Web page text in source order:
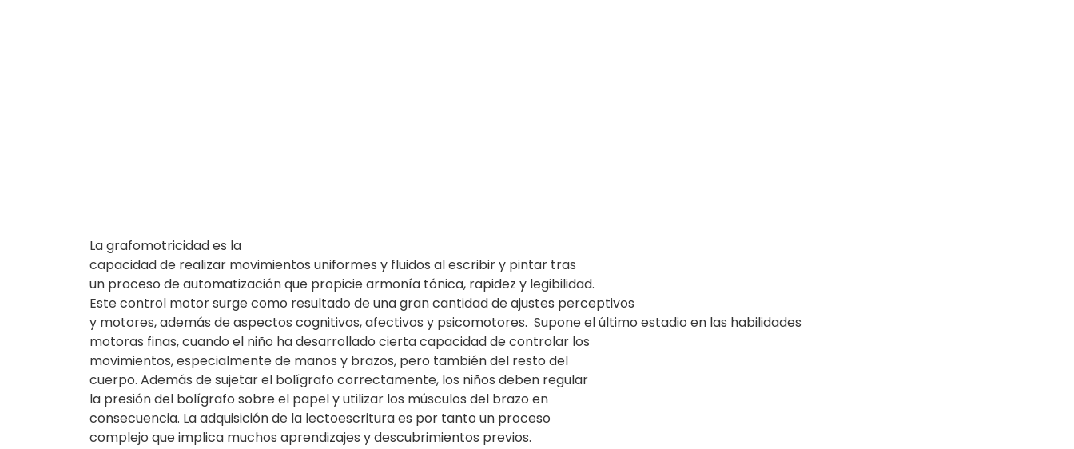
La grafomotricidad es la
capacidad de realizar movimientos uniformes y fluidos al escribir y pintar tras
un proceso de automatización que propicie armonía tónica, rapidez y legibilidad.
Este control motor surge como resultado de una gran cantidad de ajustes perceptivos
y motores, además de aspectos cognitivos, afectivos y psicomotores. Supone el último estadio en las habilidades
motoras finas, cuando el niño ha desarrollado cierta capacidad de controlar los
movimientos, especialmente de manos y brazos, pero también del resto del
cuerpo. Además de sujetar el bolígrafo correctamente, los niños deben regular
la presión del bolígrafo sobre el papel y utilizar los músculos del brazo en
consecuencia. La adquisición de la lectoescritura es por tanto un proceso
complejo que implica muchos aprendizajes y descubrimientos previos.